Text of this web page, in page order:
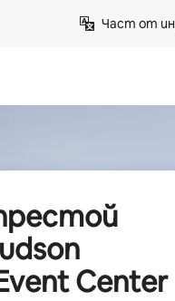
Част от
Center